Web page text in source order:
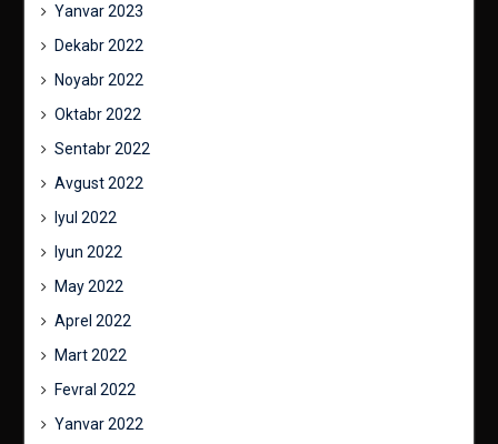
Yanvar 2023
Dekabr 2022
Noyabr 2022
Oktabr 2022
Sentabr 2022
Avgust 2022
Iyul 2022
Iyun 2022
May 2022
Aprel 2022
Mart 2022
Fevral 2022
Yanvar 2022